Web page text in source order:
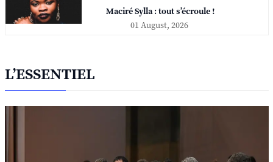
Maciré Sylla : tout s’écroule !
01 August, 2026
L’ESSENTIEL